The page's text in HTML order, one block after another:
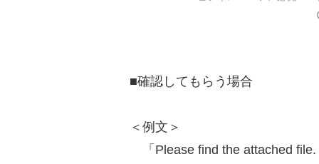
■確認してもらう場合
＜例文＞
「Please find the attached